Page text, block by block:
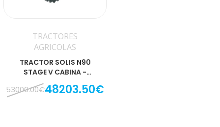
TRACTORES
AGRICOLAS
TRACTOR SOLIS N90
STAGE V CABINA -
FRUTERO
53000.00€48203.50€